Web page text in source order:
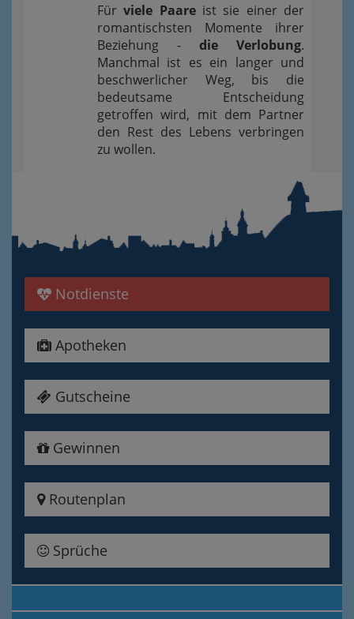
Fürviele Paareist sie einer der
romantischsten Momente ihrer
Beziehung - die Verlobung.
Manchmal ist es ein langer und
beschwerlicher Weg, bis die
bedeutsame Entscheidung
getroffen wird, mit dem Partner
den Rest des Lebens verbringen
zu wollen.
Notdienste
Apotheken
Gutscheine
Gewinnen
Routenplan
Sprüche